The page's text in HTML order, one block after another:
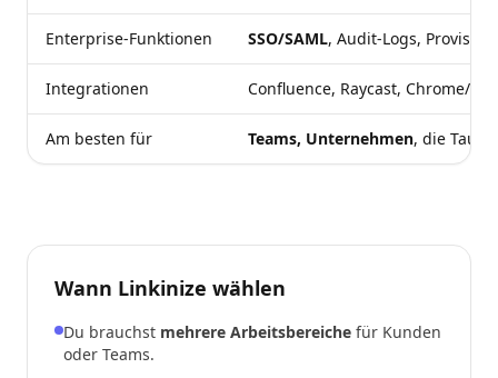
Enterprise-Funktionen SSO/SAML, Audit-Logs,
Integrationen Confluence, Raycast, Chrome/
Am besten für Teams, Unternehmen, die
Wann Linkinize wählen
Du brauchst mehrere Arbeitsbereiche für Kunden
oder Teams.